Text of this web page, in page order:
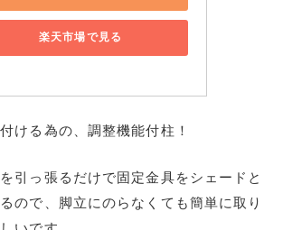
楽天市場で見る
ける為の、調整機能付柱！
引っ張るだけで固定金具をシェードと
ので、脚立にのらなくても簡単に取り